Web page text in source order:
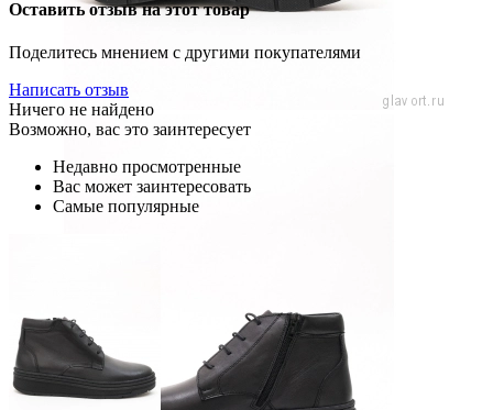
Оставить отзыв на этот товар
Поделитесь мнением с другими покупателями
Написать отзыв
Ничего не найдено
Возможно, вас это заинтересует
Недавно просмотренные
Вас может заинтересовать
Самые популярные